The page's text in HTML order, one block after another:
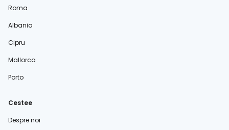
Roma
Albania
Cipru
Mallorca
Porto
Cestee
Despre noi